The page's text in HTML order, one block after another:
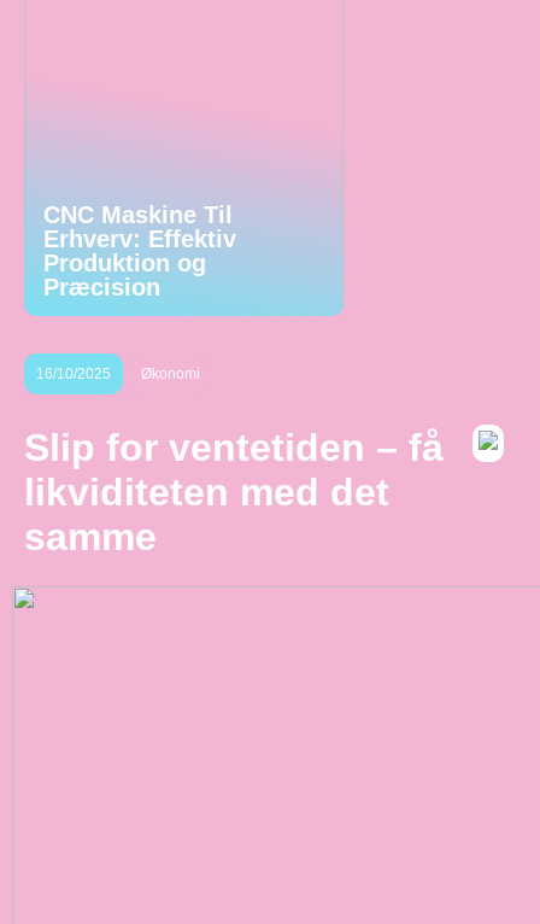
CNC Maskine Til
Erhverv: Effektiv
Produktion og
Præcision
16/10/2025 Økonomi
Slip for ventetiden – få
likviditeten med det
samme